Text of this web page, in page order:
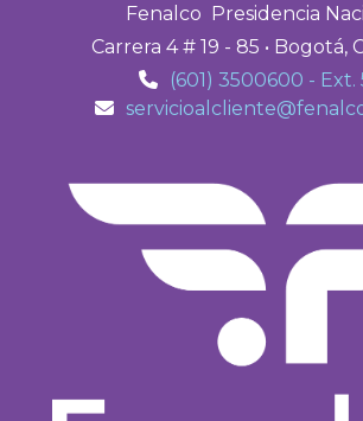
Fenalco Presidencia
Carrera 4 # 19 - 85 • Bogotá,
(601) 3500600 - Ext.